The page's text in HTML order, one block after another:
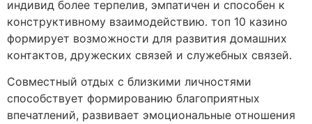
индивид более терпелив, эмпатичен и способен к
конструктивному взаимодействию. топ 10 казино
формирует возможности для развития домашних
контактов, дружеских связей и служебных связей.
Совместный отдых с близкими личностями
способствует формированию благоприятных
впечатлений, развивает эмоциональные отношения